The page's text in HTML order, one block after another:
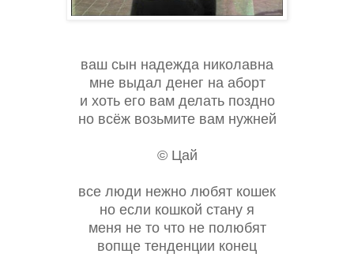
ваш сын надежда николавна
мне выдал денег на аборт
и хоть его вам делать поздно
но всёж возьмите вам нужней
© Цай
все люди нежно любят кошек
но если кошкой стану я
меня не то что не полюбят
вопще тенденции конец